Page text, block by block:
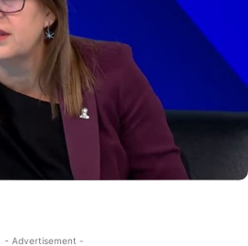
- Advertisement -